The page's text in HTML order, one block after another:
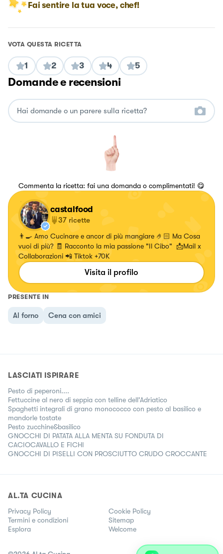
Fai sentire la tua voce, chef!
VOTA QUESTA RICETTA
1 2 3 4 5
Domande e recensioni
Commenta la ricetta: fai una domanda o complimentati! 😋
castalfood
37 ricette
👨‍🍳 Amo Cucinare e ancor di più mangiare 🤌🏻 Ma Cosa
vuoi di più? 🧾 Racconto la mia passione "Il Cibo" 📩Mail x
Collaborazioni 📲 Tiktok +70K
Visita il profilo
PRESENTE IN
Al forno Cena con amici
LASCIATI ISPIRARE
Pesto di peperoni....
Fettuccine al nero di seppia con telline dell'Adriatico
Spaghetti integrali di grano monococco con pesto al basilico e
mandorle tostate
Pesto zucchine&basilico
GNOCCHI DI PATATA ALLA MENTA SU FONDUTA DI
CACIOCAVALLO E FICHI
GNOCCHI DI PISELLI CON PROSCIUTTO CRUDO CROCCANTE
AL.TA CUCINA
Privacy Policy
Cookie Policy
Termini e condizioni
Sitemap
Esplora
Welcome